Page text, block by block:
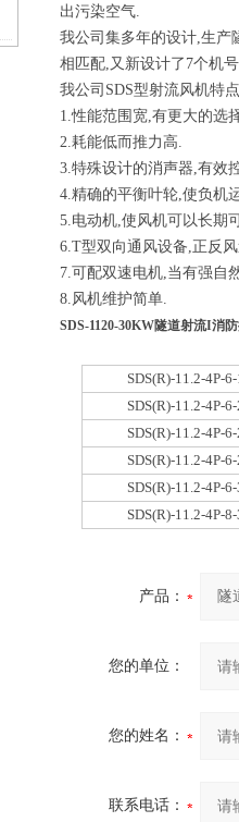
出污染空气.
我公司集多年的设计,生产
相匹配,又新设计了7个机
我公司SDS型射流风机特
1.性能范围宽,有更大的选
2.耗能低而推力高.
3.特殊设计的消声器,有效
4.精确的平衡叶轮,使负机
5.电动机,使风机可以长期
6.T型双向通风设备,正反
7.可配双速电机,当有强自
8.风机维护简单.
SDS-1120-30KW隧道射流I消
SDS(R)-11.2-4P-
SDS(R)-11.2-4P-
SDS(R)-11.2-4P-
SDS(R)-11.2-4P-
SDS(R)-11.2-4P-
SDS(R)-11.2-4P-
产品：
您的单位：
您的姓名：
联系电话：